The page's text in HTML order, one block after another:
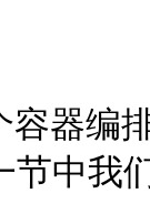
器编
节中